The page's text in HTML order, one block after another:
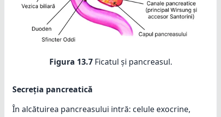
Figura 13.7 Ficatul și pancreasul.
Secreția pancreatică
În alcătuirea pancreasului intră: celule exocrine,